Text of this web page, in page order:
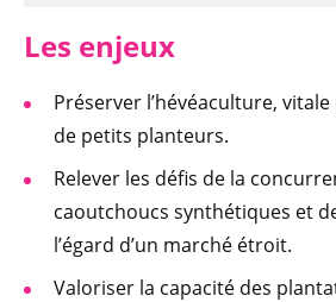
Les enjeux
Préserver l’hévéaculture,
de petits planteurs.
Relever les défis de la
caoutchoucs synthétiques et
l’égard d’un marché étroit.
Valoriser la capacité des